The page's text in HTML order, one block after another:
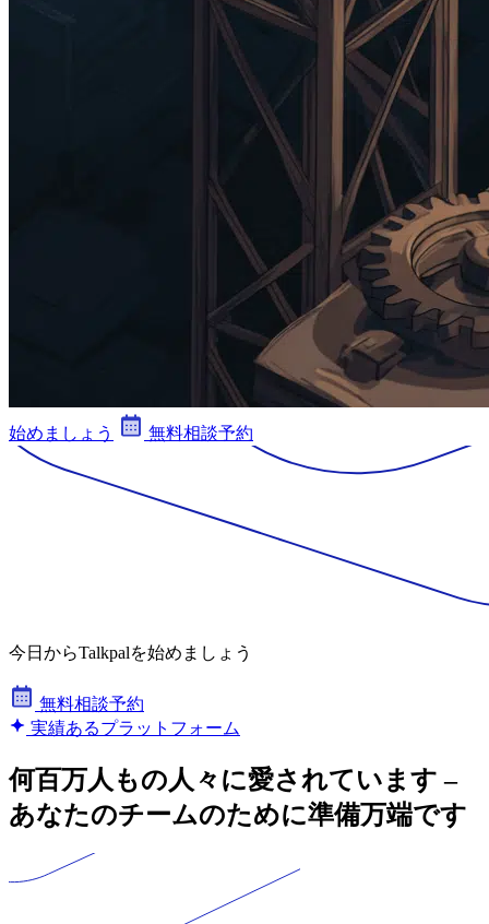
始めましょう 無料相談予約
今日からTalkpalを始めましょう
無料相談予約
実績あるプラットフォーム
何百万人もの人々に愛されています –
あなたのチームのために準備万端です